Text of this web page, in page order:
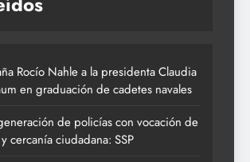
Rocío Nahle a la presidenta Claudia
en graduación de cadetes navales
de policías con vocación de
cercanía ciudadana: SSP